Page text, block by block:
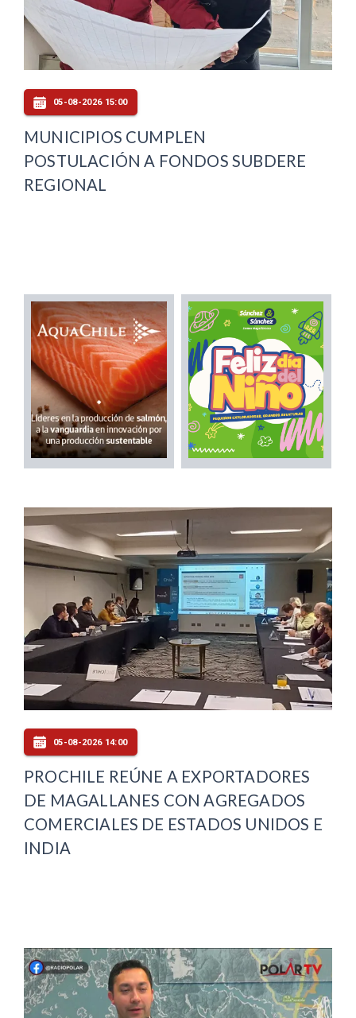
05-08-2026 15:00
MUNICIPIOS CUMPLEN
POSTULACIÓN A FONDOS SUBDERE
REGIONAL
05-08-2026 14:00
PROCHILE REÚNE A EXPORTADORES
DE MAGALLANES CON AGREGADOS
COMERCIALES DE ESTADOS UNIDOS E
INDIA